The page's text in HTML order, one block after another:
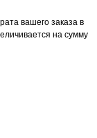
вашего заказа в
на сумму